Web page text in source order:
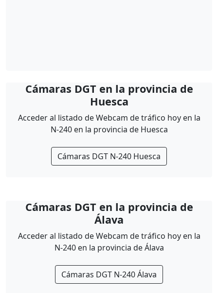
Cámaras DGT en la provincia de
Huesca
Acceder al listado de Webcam de tráfico hoy en la
N-240 en la provincia de Huesca
Cámaras DGT N-240 Huesca
Cámaras DGT en la provincia de
Álava
Acceder al listado de Webcam de tráfico hoy en la
N-240 en la provincia de Álava
Cámaras DGT N-240 Álava